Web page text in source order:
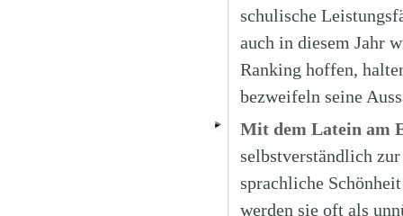
schulische
auch in diesem Jahr
Ranking hoffen,
bezweifeln seine
Mit dem Latein am
selbstverständlich
sprachliche
werden sie oft als